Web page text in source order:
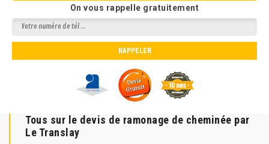
On vous rappelle gratuitement
Tous sur le devis de ramonage de cheminée par
Le Translay